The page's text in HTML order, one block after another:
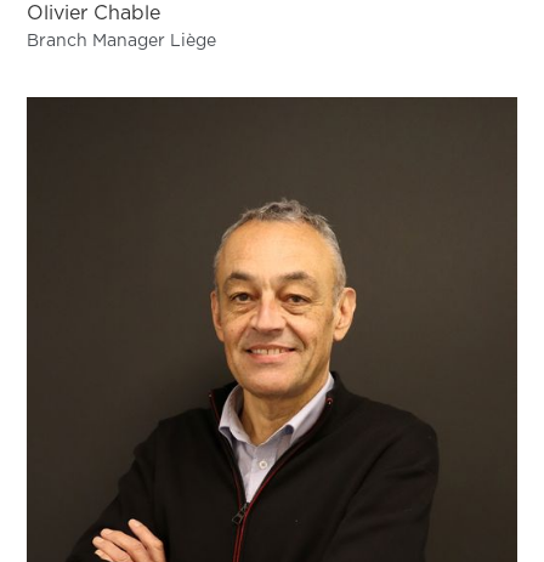
Olivier Chable
Branch Manager Liège